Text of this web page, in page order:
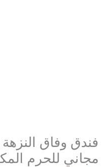
فندق وفاق
مجاني للحرم